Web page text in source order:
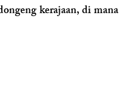
kerajaan, di mana